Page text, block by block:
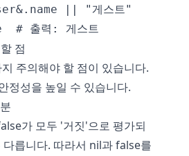
|| "게스트"
점
주의해야 할 점이 있습니다.
정성을 높일 수 있습니다.
가 모두 '거짓'으로 평가되
다릅니다. 따라서 nil과 false를